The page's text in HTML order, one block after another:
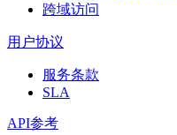
跨域访问
用户协议
服务条款
SLA
API参考